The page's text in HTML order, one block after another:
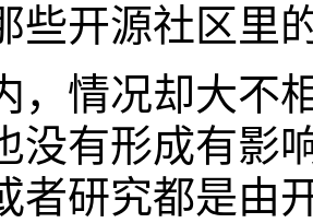
些开源社区里
，情况却大不
没有形成有影
者研究都是由